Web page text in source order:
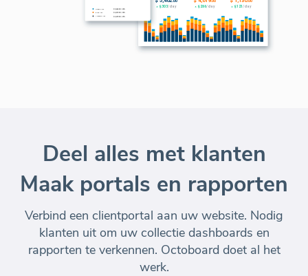
Deel alles met klanten
Maak portals en rapporten
Verbind een clientportal aan uw website. Nodig
klanten uit om uw collectie dashboards en
rapporten te verkennen. Octoboard doet al het
werk.